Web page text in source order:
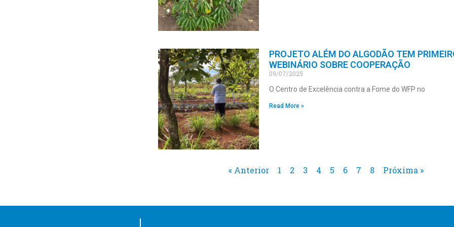
PROJETO ALÉM DO ALGODÃO TEM
WEBINÁRIO SOBRE COOPERAÇÃO
09/07/2025
O Centro de Excelência contra a Fome do WFP no
Read More »
« Anterior 1 2 3 4 5 6 7 8 Próxima »